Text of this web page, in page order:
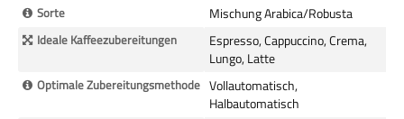
Sorte Mischung Arabica/Robusta
Ideale Kaffeezubereitungen
Espresso, Cappuccino, Crema,
Lungo, Latte
Optimale Zubereitungsmethode Vollautomatisch,
Halbautomatisch